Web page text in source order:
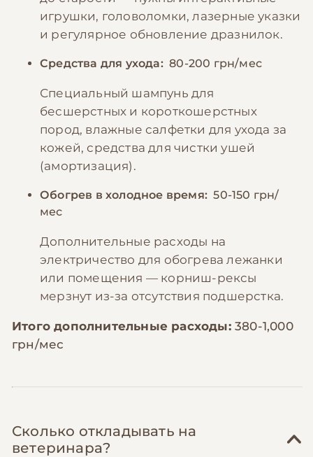
игрушки, головоломки, лазерные указки
и регулярное обновление дразнилок.
Средства для ухода: 80-200 грн/мес
Специальный шампунь для
бесшерстных и короткошерстных
пород, влажные салфетки для ухода за
кожей, средства для чистки ушей
(амортизация).
Обогрев в холодное время: 50-150 грн/
мес
Дополнительные расходы на
электричество для обогрева лежанки
или помещения — корниш-рексы
мерзнут из-за отсутствия подшерстка.
Итого дополнительные расходы: 380-1,000
грн/мес
Сколько откладывать на
ветеринара?